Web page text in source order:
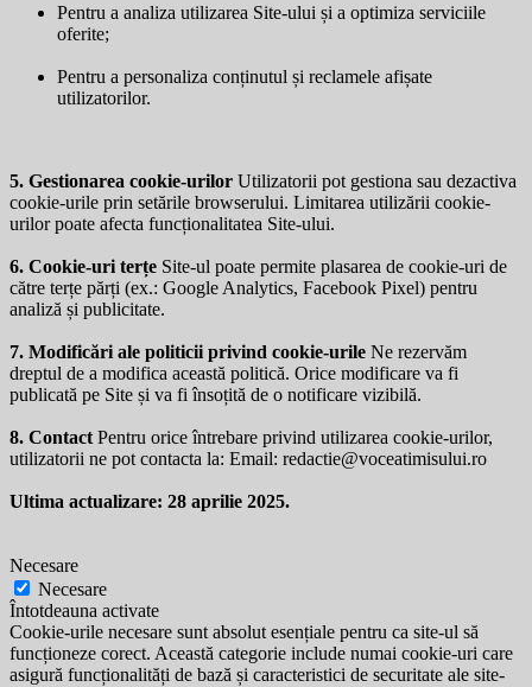
Pentru a analiza utilizarea Site-ului și a optimiza serviciile
oferite;
Pentru a personaliza conținutul și reclamele afișate
utilizatorilor.
5. Gestionarea cookie-urilor Utilizatorii pot gestiona sau dezactiva
cookie-urile prin setările browserului. Limitarea utilizării cookie-
urilor poate afecta funcționalitatea Site-ului.
6. Cookie-uri terțe Site-ul poate permite plasarea de cookie-uri de
către terțe părți (ex.: Google Analytics, Facebook Pixel) pentru
analiză și publicitate.
7. Modificări ale politicii privind cookie-urile Ne rezervăm
dreptul de a modifica această politică. Orice modificare va fi
publicată pe Site și va fi însoțită de o notificare vizibilă.
8. Contact Pentru orice întrebare privind utilizarea cookie-urilor,
utilizatorii ne pot contacta la: Email: redactie@voceatimisului.ro
Ultima actualizare: 28 aprilie 2025.
Necesare
Necesare
Întotdeauna activate
Cookie-urile necesare sunt absolut esențiale pentru ca site-ul să
funcționeze corect. Această categorie include numai cookie-uri care
asigură funcționalități de bază și caracteristici de securitate ale site-